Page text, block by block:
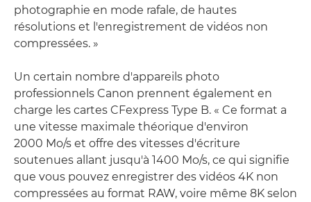
photographie en mode rafale, de hautes
résolutions et l'enregistrement de vidéos non
compressées. »
Un certain nombre d'appareils photo
professionnels Canon prennent également en
charge les cartes CFexpress Type B. « Ce format a
une vitesse maximale théorique d'environ
2000 Mo/s et offre des vitesses d'écriture
soutenues allant jusqu'à 1400 Mo/s, ce qui signifie
que vous pouvez enregistrer des vidéos 4K non
compressées au format RAW, voire même 8K selon